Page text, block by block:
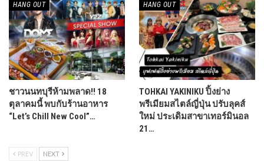
HANG OUT
ชาวนนทบุรีห้ามพลาด!! 18
ตุลาคมนี้ พบกับร้านอาหาร
“Let’s Chill New Cool”…
HANG OUT
TOHKAI YAKINIKU ปิ้งย่าง
พรีเมียมสไตล์ญี่ปุ่น ปรับลุคส์
ใหม่ ประเดิมสาขาเทอร์มินอล
21…
PREV NEXT